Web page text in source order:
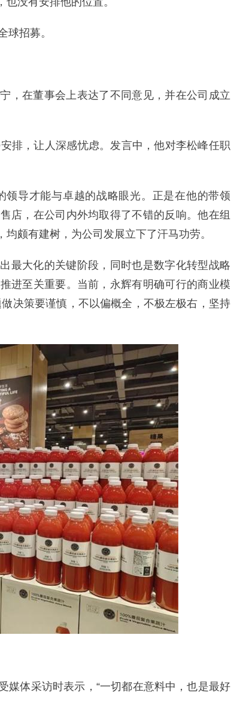
球招募。
，在董事会上表达了不同意见，并在公司成立
排，让人深感忧虑。发言中，他对李松峰任职
导才能与卓越的战略眼光。正是在他的带领
店，在公司内外均取得了不错的反响。他在组
颇有建树，为公司发展立下了汗马功劳。
最大化的关键阶段，同时也是数字化转型战略
进至关重要。当前，永辉有明确可行的商业模
决策要谨慎，不以偏概全，不极左极右，坚持
媒体采访时表示，“一切都在意料中，也是最好